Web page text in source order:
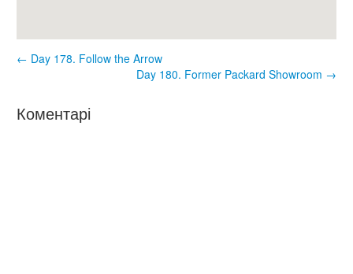
← Day 178. Follow the Arrow
Day 180. Former Packard Showroom →
Коментарі